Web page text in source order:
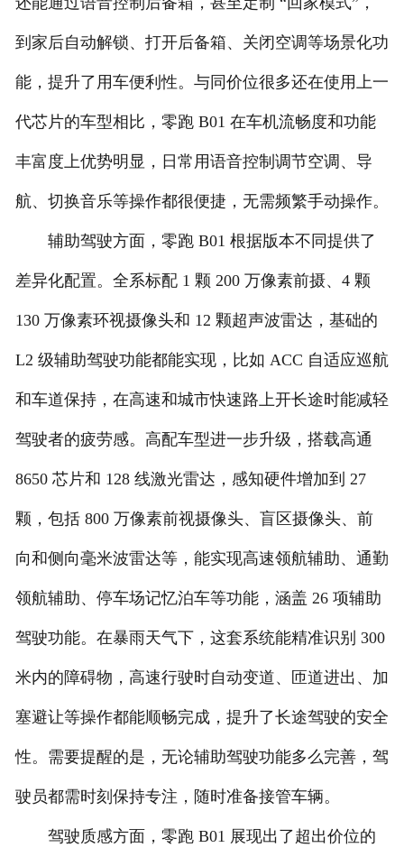
到家后自动解锁、打开后备箱、关闭空调等场景化功
能，提升了用车便利性。与同价位很多还在使用上一
代芯片的车型相比，零跑 B01 在车机流畅度和功能
丰富度上优势明显，日常用语音控制调节空调、导
航、切换音乐等操作都很便捷，无需频繁手动操作。
辅助驾驶方面，零跑 B01 根据版本不同提供了
差异化配置。全系标配 1 颗 200 万像素前摄、4 颗
130 万像素环视摄像头和 12 颗超声波雷达，基础的
L2 级辅助驾驶功能都能实现，比如 ACC 自适应巡航
和车道保持，在高速和城市快速路上开长途时能减轻
驾驶者的疲劳感。高配车型进一步升级，搭载高通
8650 芯片和 128 线激光雷达，感知硬件增加到 27
颗，包括 800 万像素前视摄像头、盲区摄像头、前
向和侧向毫米波雷达等，能实现高速领航辅助、通勤
领航辅助、停车场记忆泊车等功能，涵盖 26 项辅助
驾驶功能。在暴雨天气下，这套系统能精准识别 300
米内的障碍物，高速行驶时自动变道、匝道进出、加
塞避让等操作都能顺畅完成，提升了长途驾驶的安全
性。需要提醒的是，无论辅助驾驶功能多么完善，驾
驶员都需时刻保持专注，随时准备接管车辆。
驾驶质感方面，零跑 B01 展现出了超出价位的